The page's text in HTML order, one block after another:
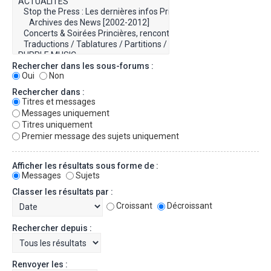
Rechercher dans les sous-forums :
Oui
Non
Rechercher dans :
Titres et messages
Messages uniquement
Titres uniquement
Premier message des sujets uniquement
Afficher les résultats sous forme de :
Messages
Sujets
Classer les résultats par :
Croissant
Décroissant
Rechercher depuis :
Renvoyer les :